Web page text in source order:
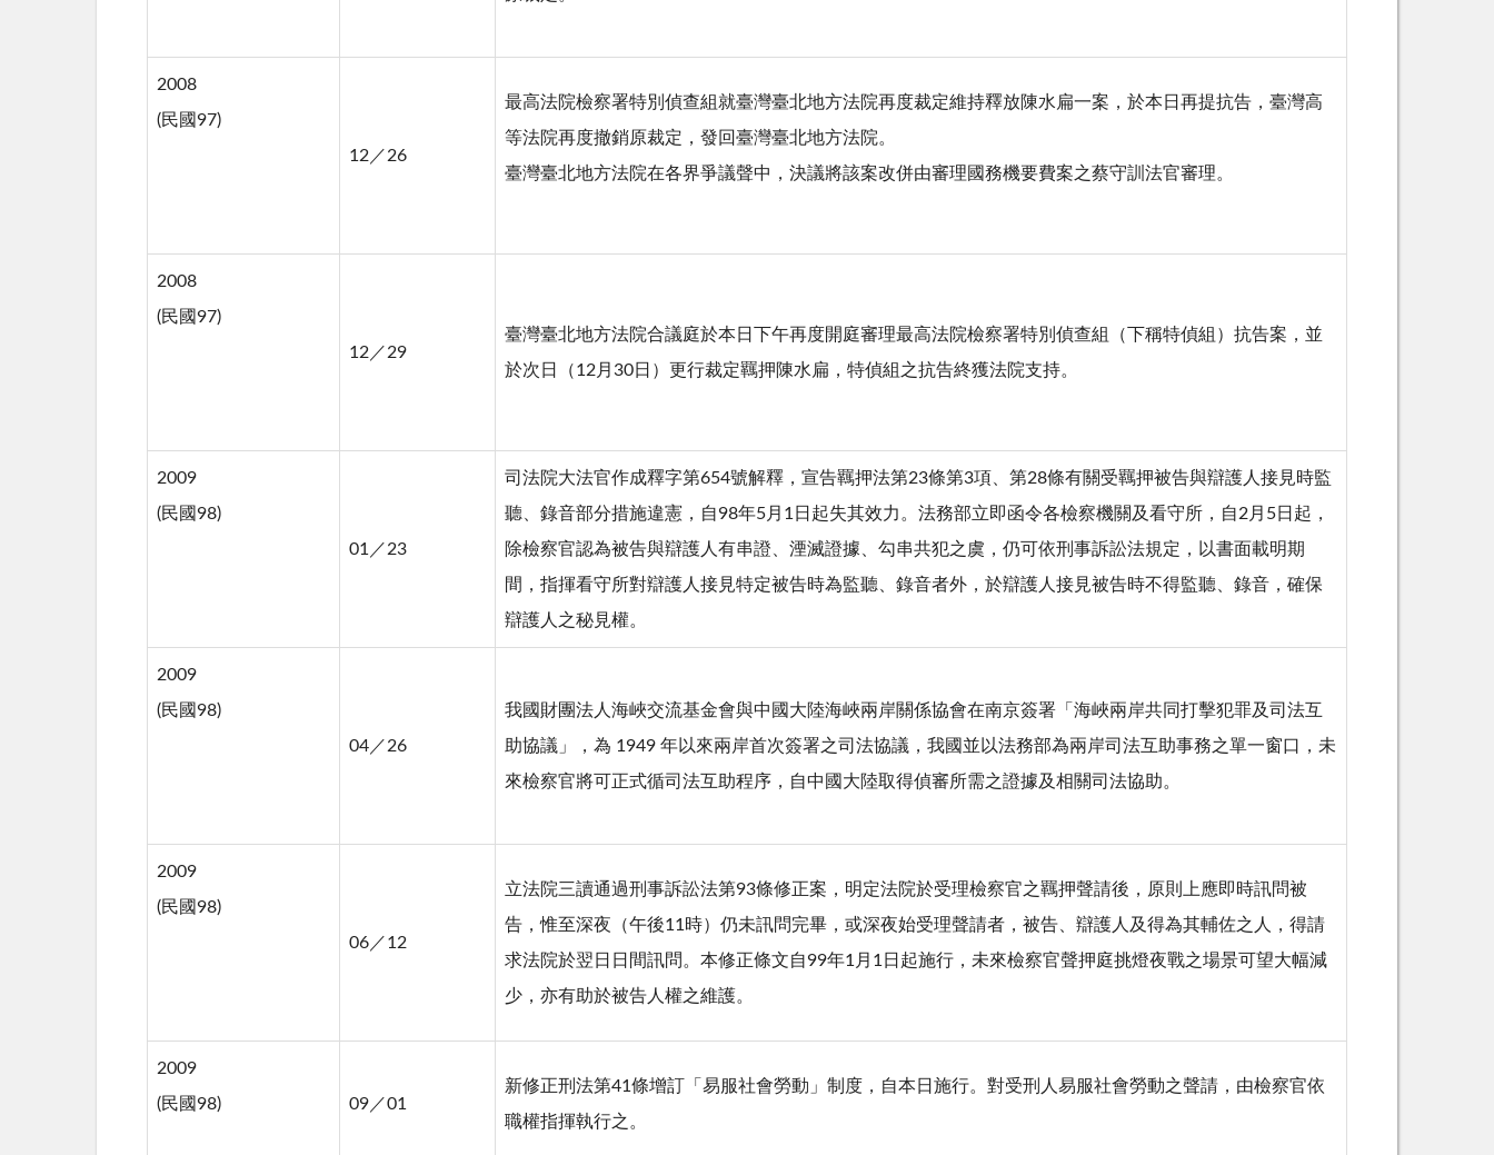
2008
(民國97)
12／26
最高法院檢察署特別偵查組就臺灣臺北地方法院再度裁定維持釋放陳水扁一案，於本日再提抗告，臺灣高
等法院再度撤銷原裁定，發回臺灣臺北地方法院。
臺灣臺北地方法院在各界爭議聲中，決議將該案改併由審理國務機要費案之蔡守訓法官審理。
2008
(民國97)
12／29
臺灣臺北地方法院合議庭於本日下午再度開庭審理最高法院檢察署特別偵查組（下稱特偵組）抗告案，並
於次日（12月30日）更行裁定羈押陳水扁，特偵組之抗告終獲法院支持。
2009
(民國98)
01／23
司法院大法官作成釋字第654號解釋，宣告羈押法第23條第3項、第28條有關受羈押被告與辯護人接見時監
聽、錄音部分措施違憲，自98年5月1日起失其效力。法務部立即函令各檢察機關及看守所，自2月5日起，
除檢察官認為被告與辯護人有串證、湮滅證據、勾串共犯之虞，仍可依刑事訴訟法規定，以書面載明期
間，指揮看守所對辯護人接見特定被告時為監聽、錄音者外，於辯護人接見被告時不得監聽、錄音，確保
辯護人之秘見權。
2009
(民國98)
04／26
我國財團法人海峽交流基金會與中國大陸海峽兩岸關係協會在南京簽署「海峽兩岸共同打擊犯罪及司法互
助協議」，為 1949 年以來兩岸首次簽署之司法協議，我國並以法務部為兩岸司法互助事務之單一窗口，未
來檢察官將可正式循司法互助程序，自中國大陸取得偵審所需之證據及相關司法協助。
2009
(民國98)
06／12
立法院三讀通過刑事訴訟法第93條修正案，明定法院於受理檢察官之羈押聲請後，原則上應即時訊問被
告，惟至深夜（午後11時）仍未訊問完畢，或深夜始受理聲請者，被告、辯護人及得為其輔佐之人，得請
求法院於翌日日間訊問。本修正條文自99年1月1日起施行，未來檢察官聲押庭挑燈夜戰之場景可望大幅減
少，亦有助於被告人權之維護。
2009
(民國98)
09／01
新修正刑法第41條增訂「易服社會勞動」制度，自本日施行。對受刑人易服社會勞動之聲請，由檢察官依
職權指揮執行之。